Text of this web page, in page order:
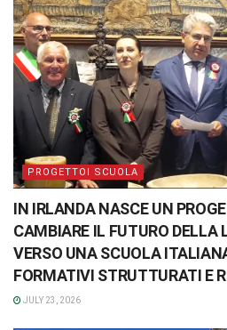
PROGETTOI SCUOLA
IN IRLANDA NASCE UN
CAMBIARE IL FUTURO
VERSO UNA SCUOLA
FORMATIVI STRUTTURATI E
JULY 23, 2026